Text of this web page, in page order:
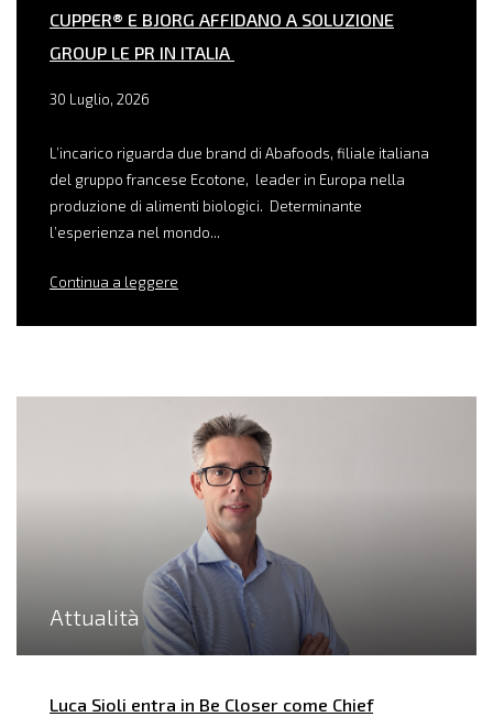
CUPPER® E BJORG AFFIDANO A SOLUZIONE
GROUP LE PR IN ITALIA
30 Luglio, 2026
L’incarico riguarda due brand di Abafoods, filiale italiana
del gruppo francese Ecotone, leader in Europa nella
produzione di alimenti biologici. Determinante
l’esperienza nel mondo...
Continua a leggere
Attualità
Luca Sioli entra in Be Closer come Chief